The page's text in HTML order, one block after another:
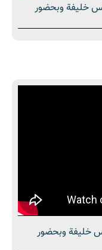
1447 بتقديم يونس خليفة وبحضور
1447 بتقديم يونس خليفة وبحضور